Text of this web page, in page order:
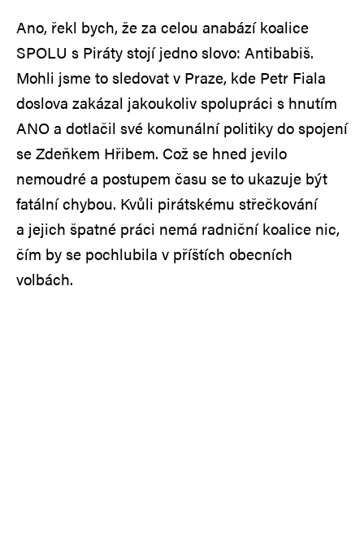
Ano, řekl bych, že za celou anabází koalice
SPOLU s Piráty stojí jedno slovo: Antibabiš.
Mohli jsme to sledovat v Praze, kde Petr Fiala
doslova zakázal jakoukoliv spolupráci s hnutím
ANO a dotlačil své komunální politiky do spojení
se Zdeňkem Hřibem. Což se hned jevilo
nemoudré a postupem času se to ukazuje být
fatální chybou. Kvůli pirátskému střečkování
a jejich špatné práci nemá radniční koalice nic,
čím by se pochlubila v příštích obecních
volbách.